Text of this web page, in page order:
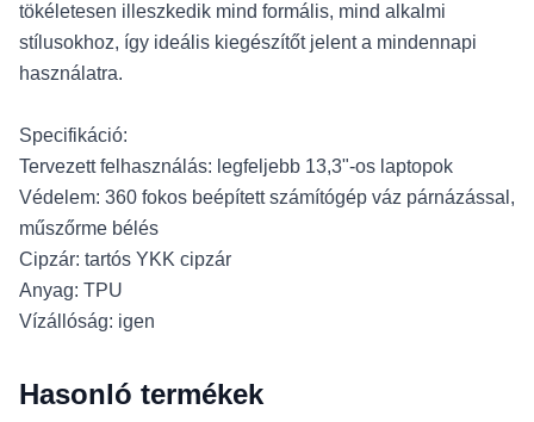
tökéletesen illeszkedik mind formális, mind alkalmi
stílusokhoz, így ideális kiegészítőt jelent a mindennapi
használatra.
Specifikáció:
Tervezett felhasználás: legfeljebb 13,3"-os laptopok
Védelem: 360 fokos beépített számítógép váz párnázással,
műszőrme bélés
Cipzár: tartós YKK cipzár
Anyag: TPU
Vízállóság: igen
Hasonló termékek